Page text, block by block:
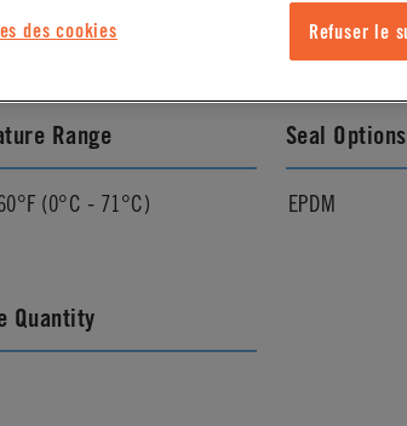
Vacuum to
Range
(0°C - 71°C)
Seal Options
EPDM
Quantity
des cookies Refuser le